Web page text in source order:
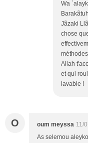
Wa
Jãzaki
chose
Allah
et qui
lavable !
O oum meyssa 11/
As selemou